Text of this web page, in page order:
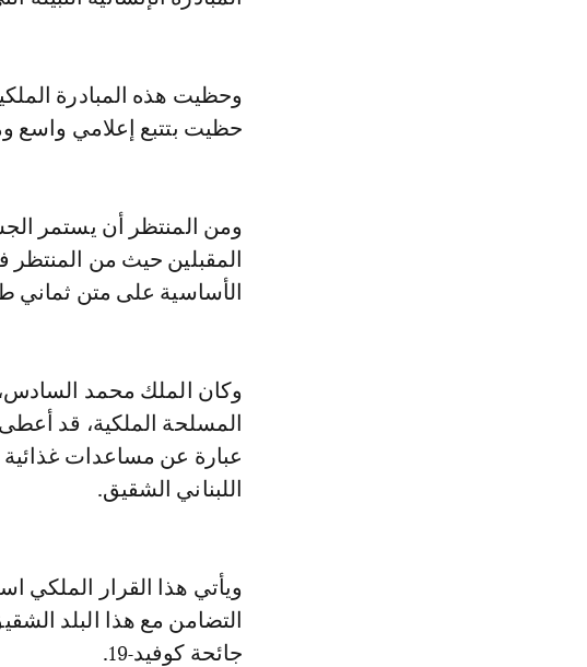
وحظيت هذه المبادرة
حظيت بتتبع إعلامي واسع
ومن المنتظر أن يستمر
الأساسية على متن ثماني
وكان الملك محمد السادس،
المسلحة الملكية، قد
عبارة عن مساعدات غذائية
اللبناني الشقيق.
ويأتي هذا القرار الملكي
التضامن مع هذا البلد
جائحة كوفيد-19.